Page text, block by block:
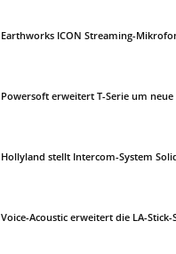
Earthworks ICON Streaming-
Powersoft erweitert T-Serie um
Hollyland stellt Intercom-System
Voice-Acoustic erweitert die LA-Stick-